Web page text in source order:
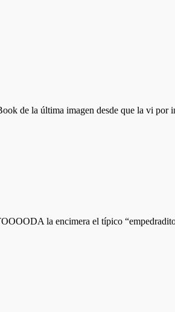
de la última imagen desde que la vi por
la encimera el típico